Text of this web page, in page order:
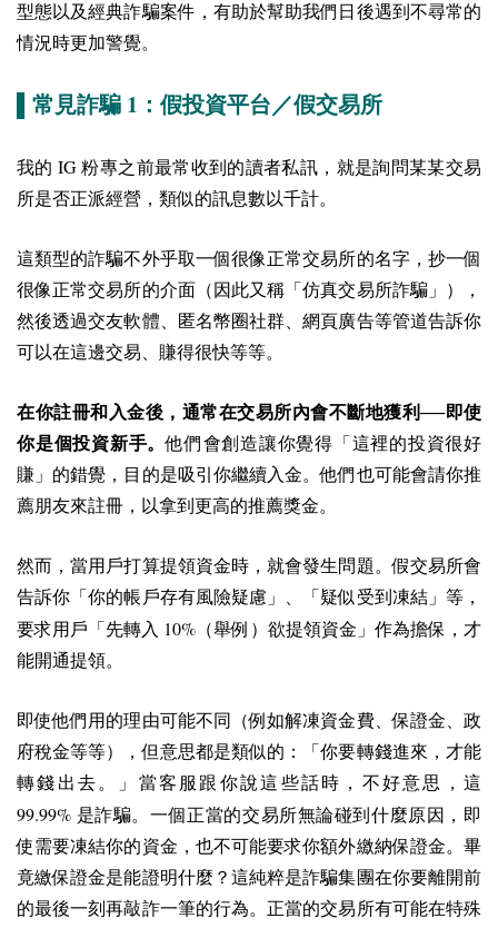
型態以及經典詐騙案件，有助於幫助我們日後遇到不尋常的
情況時更加警覺。
▌常見詐騙 1 ：假投資平台／假交易所
我的 IG粉專之前最常收到的讀者私訊，就是詢問某某交易
所是否正派經營，類似的訊息數以千計。
這類型的詐騙不外乎取一個很像正常交易所的名字，抄一個
很像正常交易所的介面（因此又稱「仿真交易所詐騙」），
然後透過交友軟體、匿名幣圈社群、網頁廣告等管道告訴你
可以在這邊交易、賺得很快等等。
在你註冊和入金後，通常在交易所內會不斷地獲利──即使
你是個投資新手。他們會創造讓你覺得「這裡的投資很好
賺」的錯覺，目的是吸引你繼續入金。他們也可能會請你推
薦朋友來註冊，以拿到更高的推薦獎金。
然而，當用戶打算提領資金時，就會發生問題。假交易所會
告訴你「你的帳戶存有風險疑慮」、「疑似受到凍結」等，
要求用戶「先轉入 10% （舉例）欲提領資金」作為擔保，才
能開通提領。
即使他們用的理由可能不同（例如解凍資金費、保證金、政
府稅金等等），但意思都是類似的：「你要轉錢進來，才能
轉錢出去。」當客服跟你說這些話時，不好意思，這
99.99% 是詐騙。一個正當的交易所無論碰到什麼原因，即
使需要凍結你的資金，也不可能要求你額外繳納保證金。畢
竟繳保證金是能證明什麼？這純粹是詐騙集團在你要離開前
的最後一刻再敲詐一筆的行為。正當的交易所有可能在特殊